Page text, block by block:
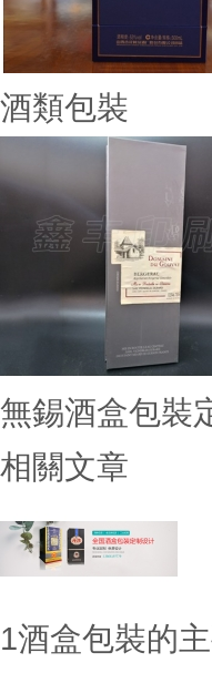
酒類包裝
無錫酒盒包裝
相關文章
1酒盒包裝的